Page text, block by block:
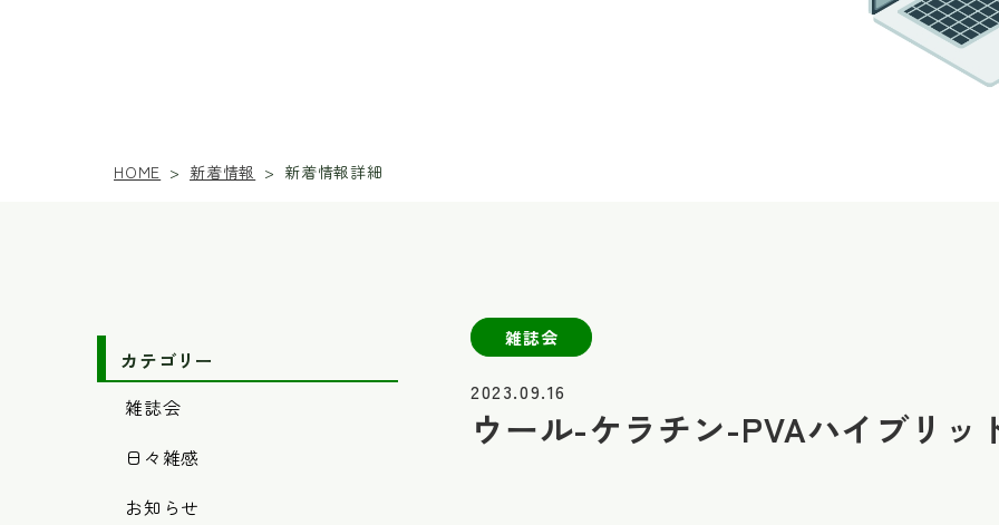
HOME > 新着情報 > 新着情報詳細
カテゴリー
雑誌会
日々雑感
お知らせ
雑誌会
2023.09.16
ウール-ケラチン-PVAハイブリッ